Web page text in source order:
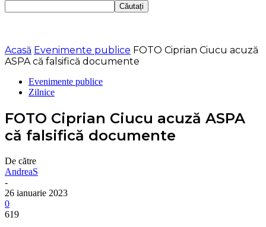
Acasă Evenimente publice FOTO Ciprian Ciucu acuză
ASPA că falsifică documente
Evenimente publice
Zilnice
FOTO Ciprian Ciucu acuză ASPA
că falsifică documente
De către
AndreaS
-
26 ianuarie 2023
0
619